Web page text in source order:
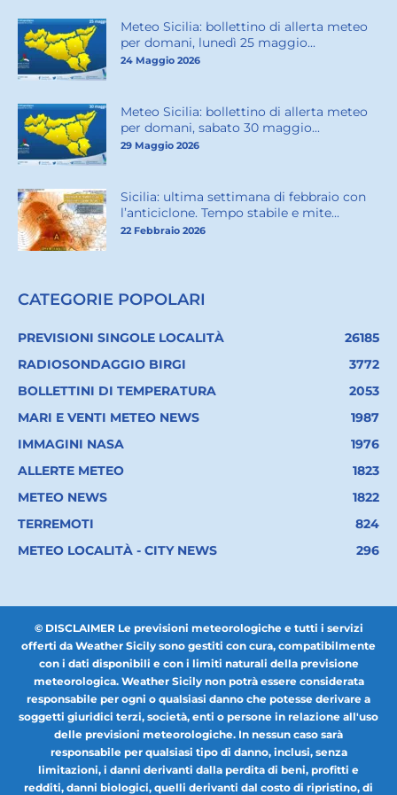
Meteo Sicilia: bollettino di allerta meteo
per domani, lunedì 25 maggio...
24 Maggio 2026
Meteo Sicilia: bollettino di allerta meteo
per domani, sabato 30 maggio...
29 Maggio 2026
Sicilia: ultima settimana di febbraio con
l’anticiclone. Tempo stabile e mite...
22 Febbraio 2026
CATEGORIE POPOLARI
PREVISIONI SINGOLE LOCALITÀ
26185
RADIOSONDAGGIO BIRGI
3772
BOLLETTINI DI TEMPERATURA
2053
MARI E VENTI METEO NEWS
1987
IMMAGINI NASA
1976
ALLERTE METEO
1823
METEO NEWS
1822
TERREMOTI
824
METEO LOCALITÀ - CITY NEWS
296
© DISCLAIMER Le previsioni meteorologiche e tutti i servizi
offerti da Weather Sicily sono gestiti con cura, compatibilmente
con i dati disponibili e con i limiti naturali della previsione
meteorologica. Weather Sicily non potrà essere considerata
responsabile per ogni o qualsiasi danno che potesse derivare a
soggetti giuridici terzi, società, enti o persone in relazione all'uso
delle previsioni meteorologiche. In nessun caso sarà
responsabile per qualsiasi tipo di danno, inclusi, senza
limitazioni, i danni derivanti dalla perdita di beni, profitti e
redditi, danni biologici, quelli derivanti dal costo di ripristino, di